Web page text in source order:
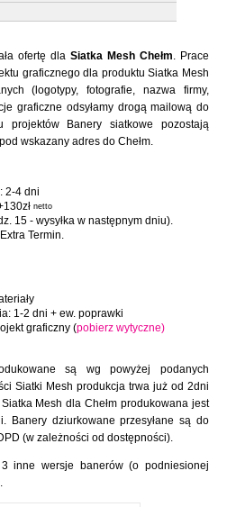
ofertę dla Siatka Mesh Chełm. Prace
graficznego dla produktu Siatka Mesh
(logotypy, fotografie, nazwa firmy,
graficzne odsyłamy drogą mailową do
projektów Banery siatkowe pozostają
wskazany adres do Chełm.
2-4 dni
netto
15 - wysyłka w następnym dniu).
Termin.
1-2 dni + ew. poprawki
graficzny (pobierz wytyczne)
są wg powyżej podanych
Siatki Mesh produkcja trwa już od 2dni
Mesh dla Chełm produkowana jest
Banery dziurkowane przesyłane są do
(w zależności od dostępności).
inne wersje banerów (o podniesionej